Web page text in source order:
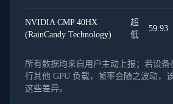
NVIDIA CMP 40HX
(RainCandy Technology)
超
低
59.93
所有数据均来自用户主动上报；若设
行其他 GPU 负载，帧率会随之波动，
这些差异。